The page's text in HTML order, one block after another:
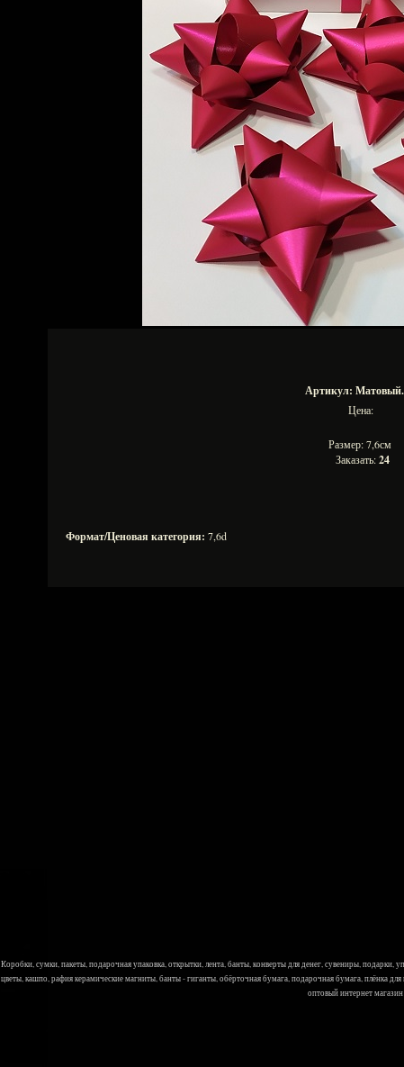
Артикул:
Цена:
Размер: 7,6см
Заказать:24
Формат/Ценовая категория: 7,6d
Коробки, сумки, пакеты, подарочная упаковка, открытки, лента, банты, конверты для денег, сувениры,
цветы, кашпо, рафия керамические магниты, банты - гиганты, обёрточная бумага, подарочная бумага, плёнка
оптовый интернет